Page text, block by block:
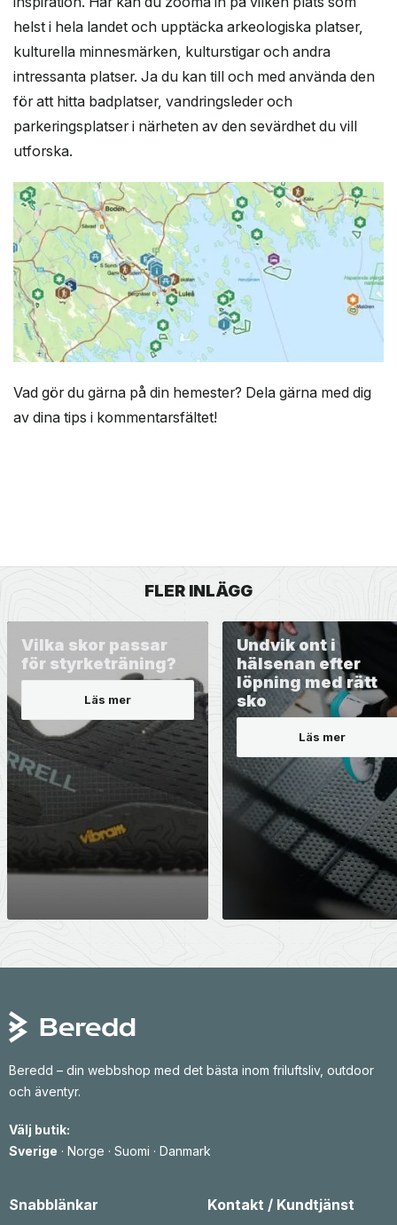
helst i hela landet och upptäcka arkeologiska platser,
kulturella minnesmärken, kulturstigar och andra
intressanta platser. Ja du kan till och med använda den
för att hitta badplatser, vandringsleder och
parkeringsplatser i närheten av den sevärdhet du vill
utforska.
Vad gör du gärna på din hemester? Dela gärna med dig
av dina tips i kommentarsfältet!
FLER INLÄGG
Vilka skor passar
för styrketräning?
Läs mer
Undvik ont i
hälsenan efter
löpning med rätt
sko
Läs mer
Beredd – din webbshop med det bästa inom friluftsliv, outdoor
och äventyr.
Välj butik:
Sverige · Norge · Suomi · Danmark
Snabblänkar Kontakt / Kundtjänst